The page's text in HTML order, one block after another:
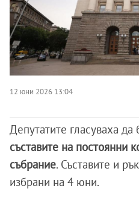
12 юни 2026 13:04
Депутатите гласуваха да
съставите на постоянни
събрание. Съставите и
избрани на 4 юни.